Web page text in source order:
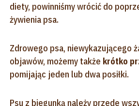
diety, powinniśmy wrócić do
żywienia psa.
Zdrowego psa, niewykazującego
objawów, możemy także krótko
pomijając jeden lub dwa posiłki.
Psu z biegunką należy przede